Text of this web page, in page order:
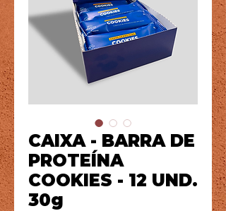
CAIXA - BARRA DE
PROTEÍNA
COOKIES - 12 UND.
30g